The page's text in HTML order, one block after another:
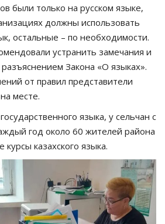
были только на русском языке,
должны использовать
остальные – по необходимости.
устранить замечания и
Закона «О языках».
от правил представители
месте.
языка, у сельчан с
год около 60 жителей района
казахского языка.